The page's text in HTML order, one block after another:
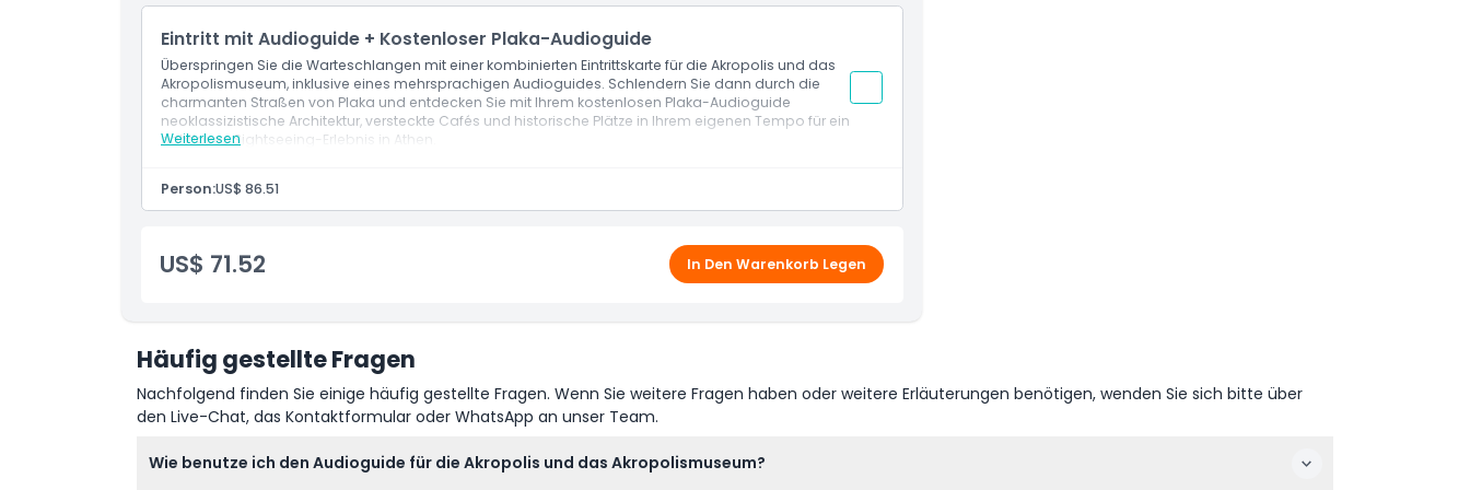
Stornierungsbedingungen
Eintritt mit Audioguide + Kostenloser Plaka-Audioguide
Überspringen Sie die Warteschlangen mit einer kombinierten Eintrittskarte für die Akropolis und das
Akropolismuseum, inklusive eines mehrsprachigen Audioguides. Schlendern Sie dann durch die
charmanten Straßen von Plaka und entdecken Sie mit Ihrem kostenlosen Plaka-Audioguide
neoklassizistische Architektur, versteckte Cafés und historische Plätze in Ihrem eigenen Tempo für ein
nahtloses Sightseeing-Erlebnis in Athen.
Weiterlesen
Person:US$ 86.51
US$ 71.52 In Den Warenkorb Legen
Häufig gestellte Fragen
Nachfolgend finden Sie einige häufig gestellte Fragen. Wenn Sie weitere Fragen haben oder weitere Erläuterungen benötigen, wenden Sie sich bitte über
den Live-Chat, das Kontaktformular oder WhatsApp an unser Team.
Wie benutze ich den Audioguide für die Akropolis und das Akropolismuseum?